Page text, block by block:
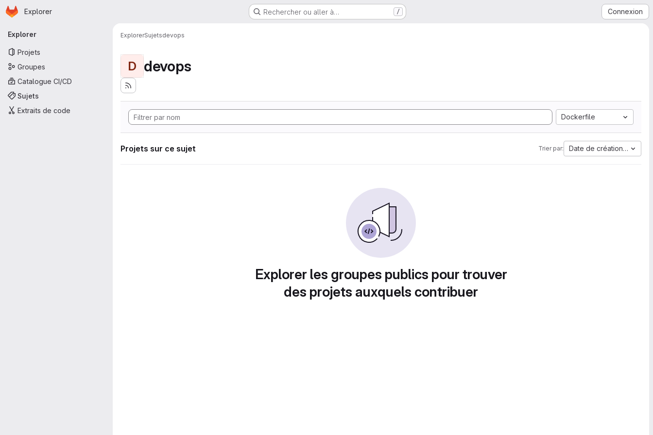
Passer au contenu principal
Page d'accueil
Explorer Rechercher ou aller à… / Connexion
Navigation principale
Explorer
Projets
Groupes
Catalogue CI/CD
Sujets
Extraits de code
ExplorerSujetsdevops
D devops
Dockerfile
Projets sur ce sujet Trier par: Date de création la plus
Explorer les groupes publics pour trouver
des projets auxquels contribuer